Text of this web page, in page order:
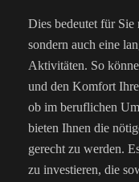
Dies bedeutet für
sondern auch eine
Aktivitäten. So
und den Komfort
ob im beruflichen
bieten Ihnen die
gerecht zu werden.
zu investieren, die